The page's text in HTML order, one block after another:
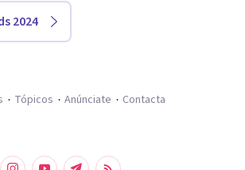
2024
Tópicos Anúnciate Contacta